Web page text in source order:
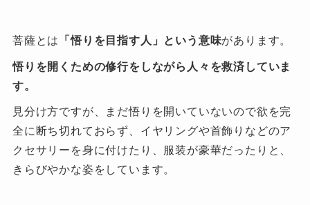
菩薩とは 「悟りを目指す人」という意味があります。
悟りを開くための修行をしながら人々を救済していま
す。
見分け方ですが、まだ悟りを開いていないので欲を完
全に断ち切れておらず、イヤリングや首飾りなどのア
クセサリーを身に付けたり、服装が豪華だったりと、
きらびやかな姿をしています。